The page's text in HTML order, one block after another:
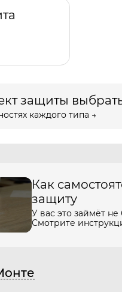
защиты
каждого типа →
Как
защиту
У вас это займёт
Смотрите